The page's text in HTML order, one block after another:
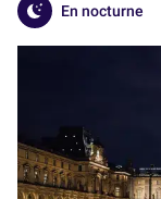
En nocturne